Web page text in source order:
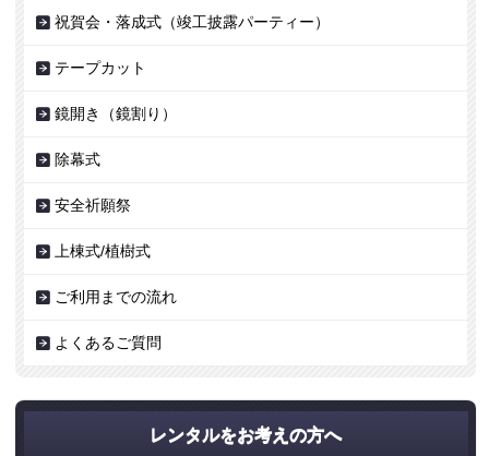
祝賀会・落成式（竣工披露パーティー）
テープカット
鏡開き（鏡割り）
除幕式
安全祈願祭
上棟式/植樹式
ご利用までの流れ
よくあるご質問
レンタルをお考えの方へ